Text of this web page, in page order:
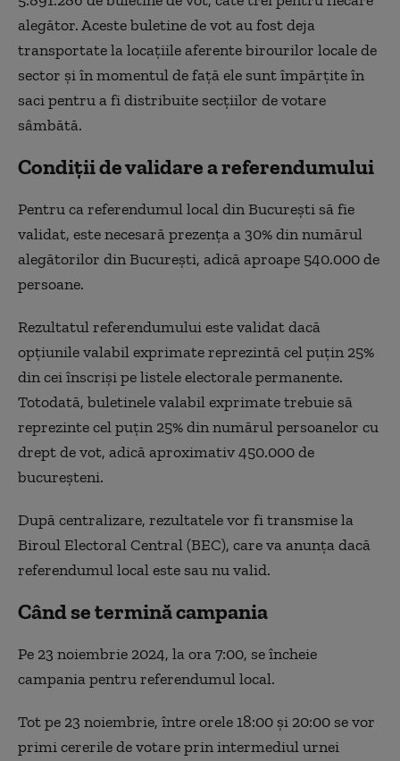
alegător. Aceste buletine de vot au fost deja
transportate la locaţiile aferente birourilor locale de
sector şi în momentul de faţă ele sunt împărţite în
saci pentru a fi distribuite secţiilor de votare
sâmbătă.
Condiţii de validare a referendumului
Pentru ca referendumul local din Bucureşti să fie
validat, este necesară prezenţa a 30% din numărul
alegătorilor din Bucureşti, adică aproape 540.000 de
persoane.
Rezultatul referendumului este validat dacă
opţiunile valabil exprimate reprezintă cel puţin 25%
din cei înscrişi pe listele electorale permanente.
Totodată, buletinele valabil exprimate trebuie să
reprezinte cel puţin 25% din numărul persoanelor cu
drept de vot, adică aproximativ 450.000 de
bucureşteni.
După centralizare, rezultatele vor fi transmise la
Biroul Electoral Central (BEC), care va anunţa dacă
referendumul local este sau nu valid.
Când se termină campania
Pe 23 noiembrie 2024, la ora 7:00, se încheie
campania pentru referendumul local.
Tot pe 23 noiembrie, între orele 18:00 şi 20:00 se vor
primi cererile de votare prin intermediul urnei